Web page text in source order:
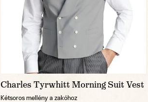
Charles Tyrwhitt Morning Suit Vest
Kétsoros mellény a zakóhoz